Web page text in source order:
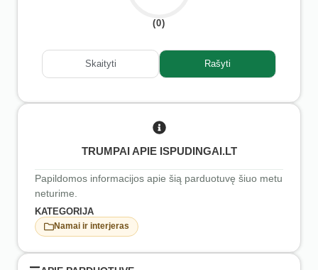
(0)
Skaityti Rašyti
TRUMPAI APIE ISPUDINGAI.LT
Papildomos informacijos apie šią parduotuvę šiuo metu
neturime.
KATEGORIJA
Namai ir interjeras